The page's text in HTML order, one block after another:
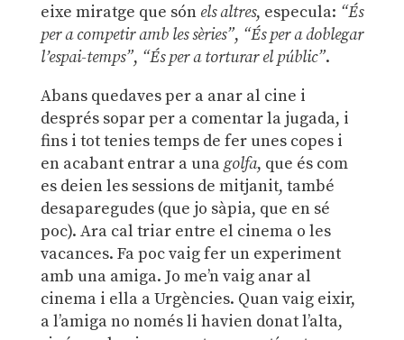
eixe miratge que són els altres, especula: “És
per a competir amb les sèries”, “És per a doblegar
l’espai-temps”, “És per a torturar el públic”.
Abans quedaves per a anar al cine i
després sopar per a comentar la jugada, i
fins i tot tenies temps de fer unes copes i
en acabant entrar a unagolfa, que és com
es deien les sessions de mitjanit, també
desaparegudes (que jo sàpia, que en sé
poc). Ara cal triar entre el cinema o les
vacances. Fa poc vaig fer un experiment
amb una amiga. Jo me’n vaig anar al
cinema i ella a Urgències. Quan vaig eixir,
a l’amiga no només li havien donat l’alta,